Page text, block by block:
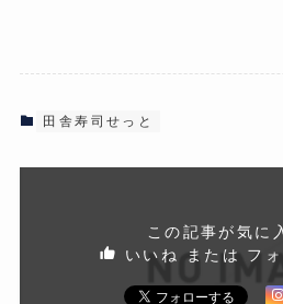
田舎寿司せっと
この記事が気に
いいね または フォ